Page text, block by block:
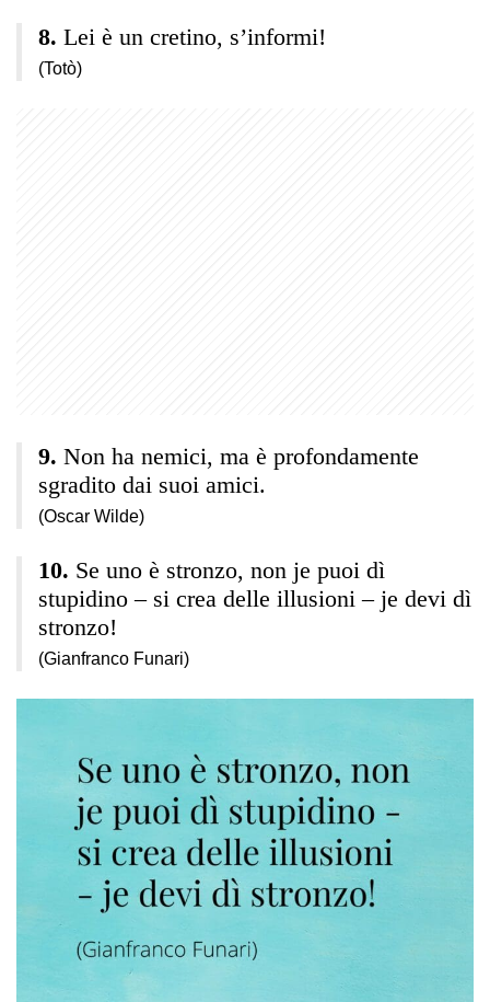
Lei è un cretino, s’informi!
(Totò)
Non ha nemici, ma è profondamente
sgradito dai suoi amici.
(Oscar Wilde)
Se uno è stronzo, non je puoi dì
stupidino – si crea delle illusioni – je devi dì
stronzo!
(Gianfranco Funari)